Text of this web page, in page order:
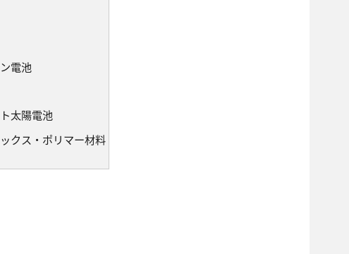
電池
太陽電池
クス・ポリマー材料